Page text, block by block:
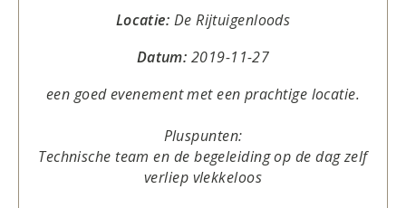
Locatie: De Rijtuigenloods
Datum: 2019-11-27
een goed evenement met een prachtige locatie.
Pluspunten:
Technische team en de begeleiding op de dag zelf
verliep vlekkeloos